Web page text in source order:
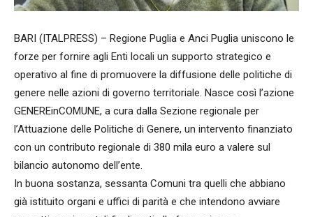
BARI (ITALPRESS) – Regione Puglia e Anci Puglia uniscono le
forze per fornire agli Enti locali un supporto strategico e
operativo al fine di promuovere la diffusione delle politiche di
genere nelle azioni di governo territoriale. Nasce così l’azione
GENEREinCOMUNE, a cura dalla Sezione regionale per
l’Attuazione delle Politiche di Genere, un intervento finanziato
con un contributo regionale di 380 mila euro a valere sul
bilancio autonomo dell’ente.
In buona sostanza, sessanta Comuni tra quelli che abbiano
già istituito organi e uffici di parità e che intendono avviare